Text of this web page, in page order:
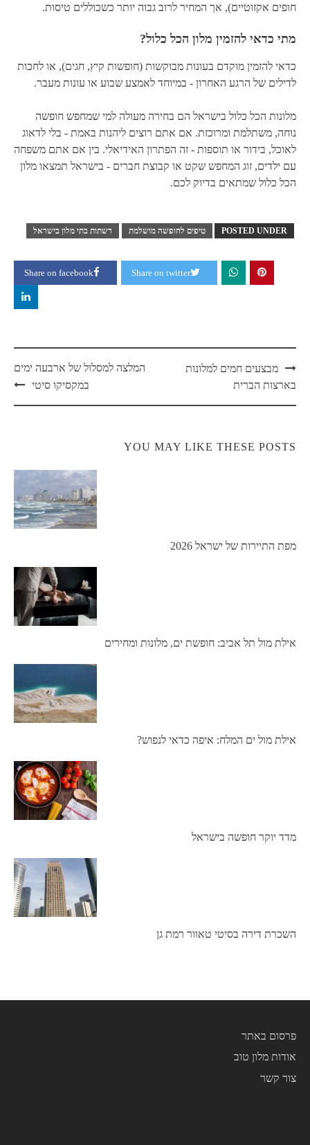
חופים אקזוטיים), אך המחיר לרוב גבוה יותר כשכוללים טיסות.
מתי כדאי להזמין מלון הכל כלול?
כדאי להזמין מוקדם בעונות מבוקשות (חופשות קיץ, חגים), או לחכות
לדילים של הרגע האחרון - במיוחד לאמצע שבוע או עונות מעבר.
מלונות הכל כלול בישראל הם בחירה מעולה למי שמחפש חופשה
נוחה, משתלמת ומרוכזת. אם אתם רוצים ליהנות באמת - בלי לדאוג
לאוכל, בידור או תוספות - זה הפתרון האידיאלי. בין אם אתם משפחה
עם ילדים, זוג המחפש שקט או קבוצת חברים - בישראל תמצאו מלון
הכל כלול שמתאים בדיוק לכם.
POSTED UNDER טיפים לחופשה מושלמת רשתות בתי מלון בישראל
Share on facebook Share on twitter
Post
navigation
מבצעים חמים למלונות
בארצות הברית
המלצה למסלול של ארבעה ימים
במקסיקו סיטי
YOU MAY LIKE THESE POSTS
מפת התיירות של ישראל 2026
אילת מול תל אביב: חופשת ים, מלונות ומחירים
אילת מול ים המלח: איפה כדאי לנפוש?
מדד יוקר חופשה בישראל
השכרת דירה בסיטי טאוור רמת גן
פרסום באתר
אודות מלון טוב
צור קשר